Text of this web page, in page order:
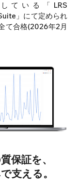
ている「LRS
」にて定められ
て合格(2026年2月
保証を、
支える。